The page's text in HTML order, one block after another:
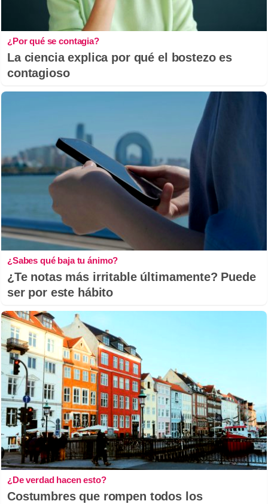
¿Por qué se contagia?
La ciencia explica por qué el bostezo es
contagioso
¿Sabes qué baja tu ánimo?
¿Te notas más irritable últimamente? Puede
ser por este hábito
¿De verdad hacen esto?
Costumbres que rompen todos los